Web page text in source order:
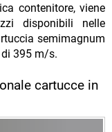
contenitore, viene
disponibili nelle
semimagnum
395 m/s.
cartucce in